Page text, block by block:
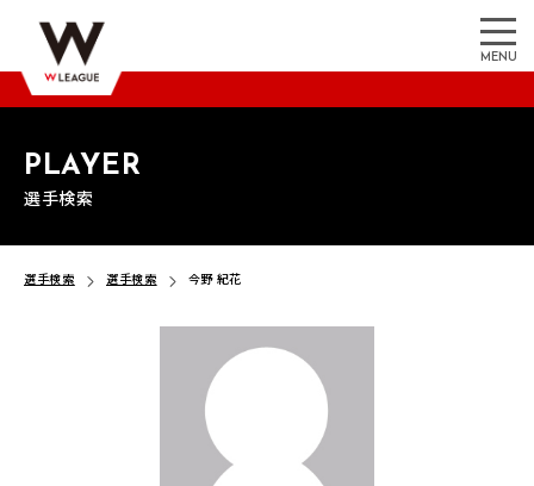
MENU
PLAYER
選手検索
選手検索 選手検索 今野 紀花